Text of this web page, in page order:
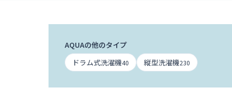
AQUAの他のタイプ
ドラム式洗濯機40 縦型洗濯機230